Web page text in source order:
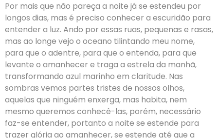
Por mais que não pareça a noite já se estendeu por
longos dias, mas é preciso conhecer a escuridão para
entender a luz. Ando por essas ruas, pequenas e rasas,
mas ao longe vejo o oceano tilintando meu nome,
para que o adentre, para que o entenda, para que
levante o amanhecer e traga a estrela da manhã,
transformando azul marinho em claritude. Nas
sombras vemos partes tristes de nossos olhos,
aquelas que ninguém enxerga, mas habita, nem
mesmo queremos conhecê-las, porém, necessário
faz-se entender, portanto a noite se estende para
trazer glória ao amanhecer, se estende até que a